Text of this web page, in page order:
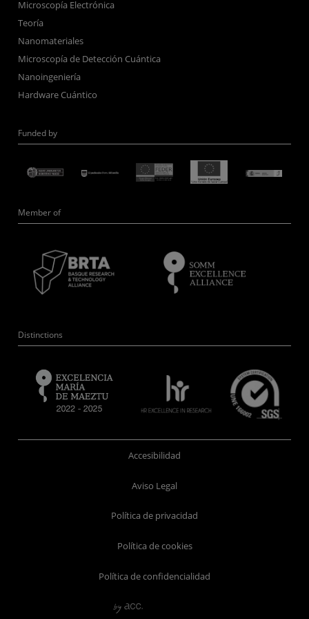
Microscopía Electrónica
Teoría
Nanomateriales
Microscopía de Detección Cuántica
Nanoingeniería
Hardware Cuántico
Funded by
Member of
Distinctions
Accesibilidad
Aviso Legal
Política de privacidad
Política de cookies
Política de confidencialidad